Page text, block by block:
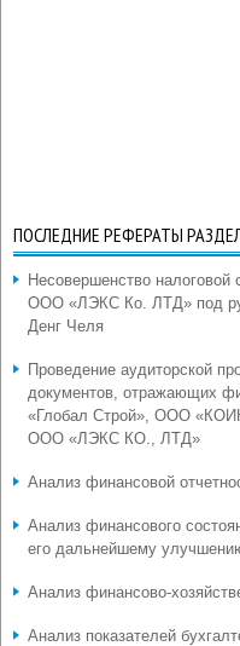
ПОСЛЕДНИЕ РЕФЕРАТЫ
Несовершенство
ООО «ЛЭКС Ко. ЛТД» под
Денг Челя
Проведение аудиторской
документов, отражающих
«Глобал Строй», ООО
ООО «ЛЭКС КО., ЛТД»
Анализ финансовой
Анализ финансового
его дальнейшему
Анализ финансово-
Анализ показателей